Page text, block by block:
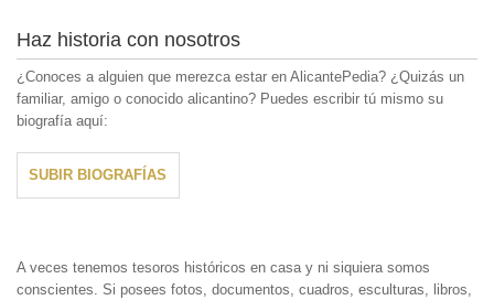
Haz historia con nosotros
¿Conoces a alguien que merezca estar en AlicantePedia? ¿Quizás un
familiar, amigo o conocido alicantino? Puedes escribir tú mismo su
biografía aquí:
SUBIR BIOGRAFÍAS
A veces tenemos tesoros históricos en casa y ni siquiera somos
conscientes. Si posees fotos, documentos, cuadros, esculturas, libros,